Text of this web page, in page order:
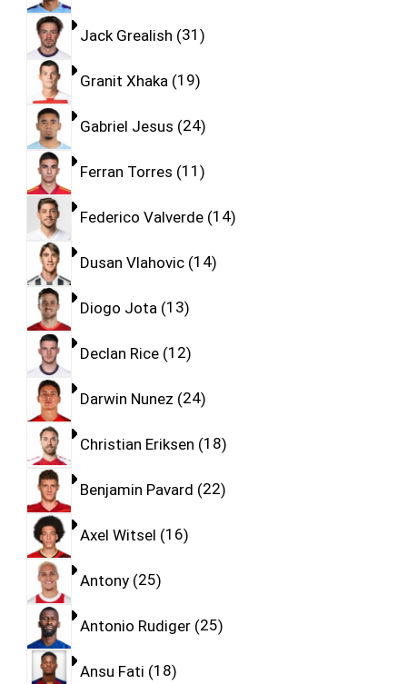
Jack Grealish 31
Granit Xhaka 19
Gabriel Jesus 24
Ferran Torres 11
Federico Valverde 14
Dusan Vlahovic 14
Diogo Jota 13
Declan Rice 12
Darwin Nunez 24
Christian Eriksen 18
Benjamin Pavard 22
Axel Witsel 16
Antony 25
Antonio Rudiger 25
Ansu Fati 18